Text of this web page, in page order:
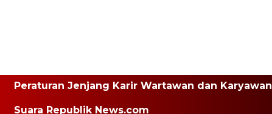
Peraturan Jenjang Karir Wartawan dan Karyawan
Suara Republik News.com